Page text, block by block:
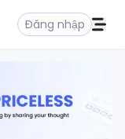
Đăng nhập